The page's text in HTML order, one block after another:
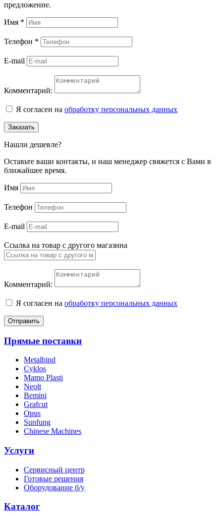
предложение.
Имя *
Телефон *
E-mail
Комментарий:
Я согласен на обработку персональных данных
Заказать
Нашли дешевле?
Оставьте ваши контакты, и наш менеджер свяжется с Вами в
ближайшее время.
Имя
Телефон
E-mail
Ссылка на товар с другого магазина
Комментарий:
Я согласен на обработку персональных данных
Отправить
Прямые поставки
Metalbind
Cyklos
Mamo Plasti
Neolt
Bemini
Grafcut
Opus
Sunfung
Chinese Machines
Услуги
Сервисный центр
Готовые решения
Оборудование б/у
Каталог